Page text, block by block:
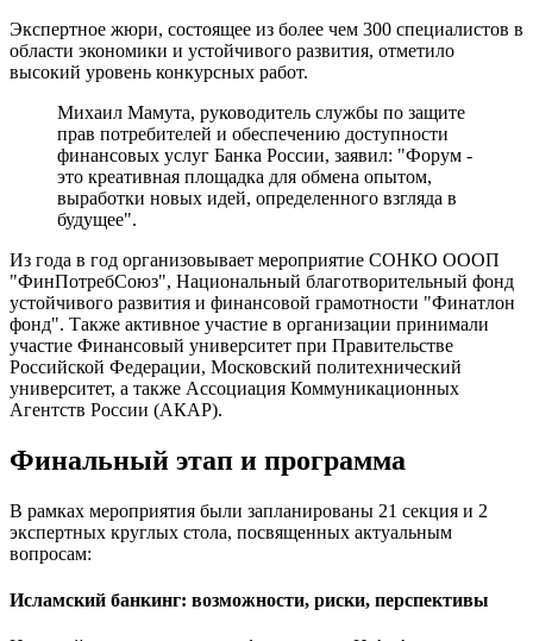
Экспертное жюри, состоящее из более чем 300 специалистов в
области экономики и устойчивого развития, отметило
высокий уровень конкурсных работ.
Михаил Мамута, руководитель службы по защите
прав потребителей и обеспечению доступности
финансовых услуг Банка России, заявил: "Форум -
это креативная площадка для обмена опытом,
выработки новых идей, определенного взгляда в
будущее".
Из года в год организовывает мероприятие СОНКО ОООП
"ФинПотребСоюз", Национальный благотворительный фонд
устойчивого развития и финансовой грамотности "Финатлон
фонд". Также активное участие в организации принимали
участие Финансовый университет при Правительстве
Российской Федерации, Московский политехнический
университет, а также Ассоциация Коммуникационных
Агентств России (АКАР).
Финальный этап и программа
В рамках мероприятия были запланированы 21 секция и 2
экспертных круглых стола, посвященных актуальным
вопросам:
Исламский банкинг: возможности, риски, перспективы